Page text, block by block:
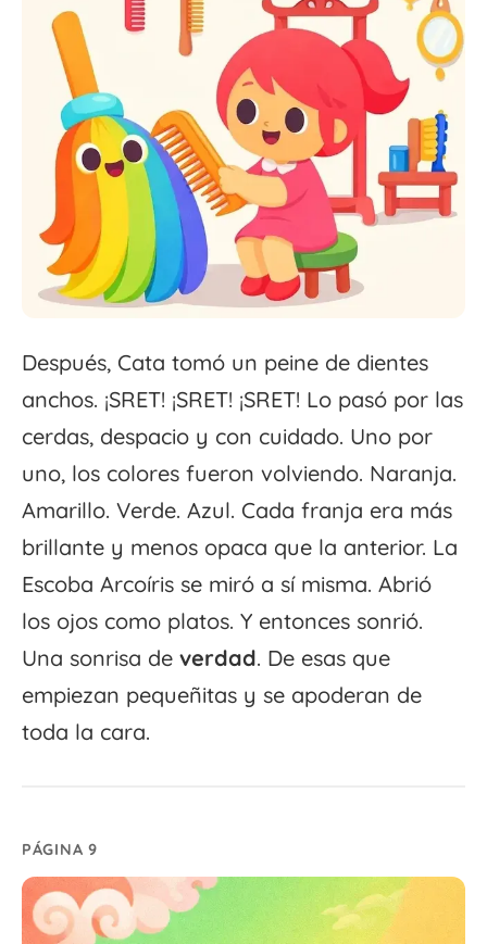
Después, Cata tomó un peine de dientes
anchos. ¡SRET! ¡SRET! ¡SRET! Lo pasó por las
cerdas, despacio y con cuidado. Uno por
uno, los colores fueron volviendo. Naranja.
Amarillo. Verde. Azul. Cada franja era más
brillante y menos opaca que la anterior. La
Escoba Arcoíris se miró a sí misma. Abrió
los ojos como platos. Y entonces sonrió.
Una sonrisa de verdad. De esas que
empiezan pequeñitas y se apoderan de
toda la cara.
PÁGINA 9